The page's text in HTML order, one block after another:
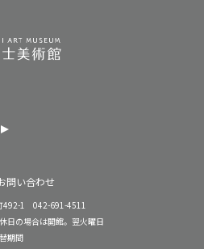
問い合わせ
492-1 042-691-4511
日の場合は開館。翌火曜日
期間